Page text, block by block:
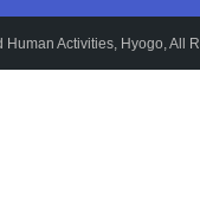
Activities, Hyogo, All